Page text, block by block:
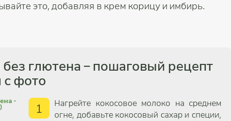
это, добавляя в крем корицу и имбирь.
глютена – пошаговый рецепт
с фото
1
Нагрейте кокосовое молоко на среднем
огне, добавьте кокосовый сахар и специи,